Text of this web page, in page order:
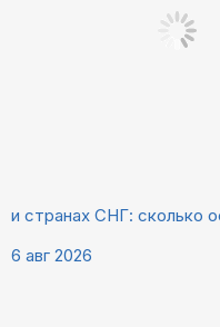
и странах СНГ: сколько
6 авг 2026